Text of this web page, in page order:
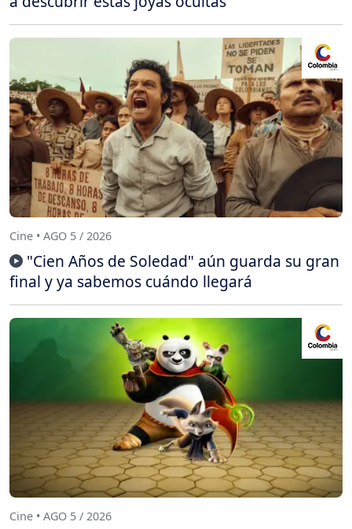
Cine • AGO 5 / 2026
"Cien Años de Soledad" aún guarda su gran
final y ya sabemos cuándo llegará
Cine • AGO 5 / 2026